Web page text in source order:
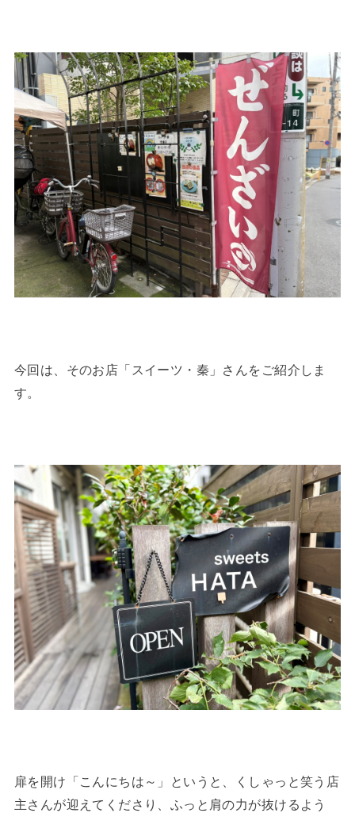
今回は、そのお店「スイーツ・秦」さんをご紹介しま
す。
扉を開け「こんにちは～」というと、くしゃっと笑う店
主さんが迎えてくださり、ふっと肩の力が抜けるよう